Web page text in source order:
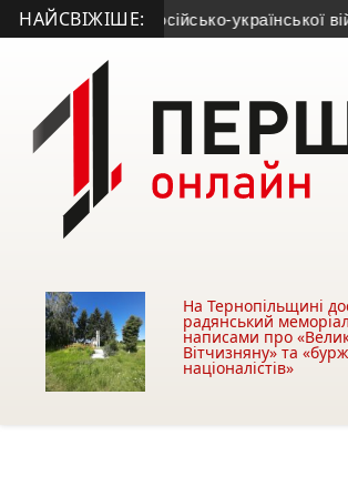
НАЙСВІЖІШЕ:
ветеран російсько-української війни
На Тернопільщині
радянський
написами про
Вітчизняну» та
націоналістів»